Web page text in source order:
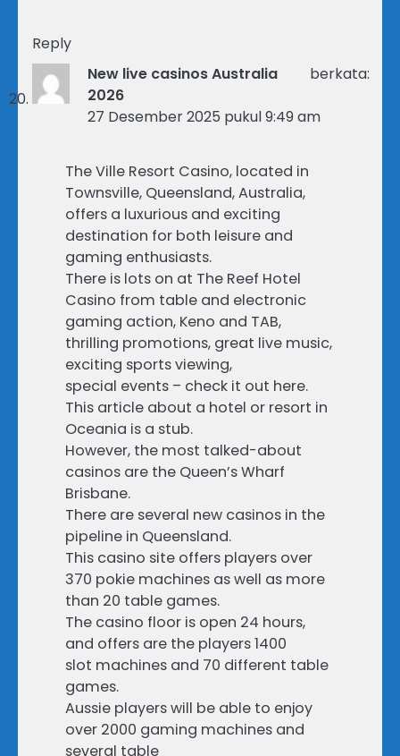
Reply
New live casinos Australia
2026
berkata:
27 Desember 2025 pukul 9:49 am
The Ville Resort Casino, located in
Townsville, Queensland, Australia,
offers a luxurious and exciting
destination for both leisure and
gaming enthusiasts.
There is lots on at The Reef Hotel
Casino from table and electronic
gaming action, Keno and TAB,
thrilling promotions, great live music,
exciting sports viewing,
special events – check it out here.
This article about a hotel or resort in
Oceania is a stub.
However, the most talked-about
casinos are the Queen’s Wharf
Brisbane.
There are several new casinos in the
pipeline in Queensland.
This casino site offers players over
370 pokie machines as well as more
than 20 table games.
The casino floor is open 24 hours,
and offers are the players 1400
slot machines and 70 different table
games.
Aussie players will be able to enjoy
over 2000 gaming machines and
several table